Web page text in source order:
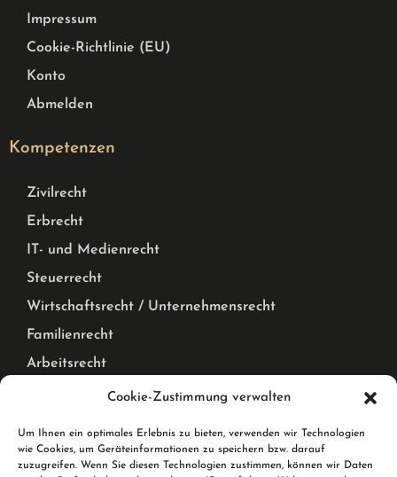
Cookie-Zustimmung verwalten
Um Ihnen ein optimales Erlebnis zu bieten, verwenden wir Technologien
wie Cookies, um Geräteinformationen zu speichern bzw. darauf
zuzugreifen. Wenn Sie diesen Technologien zustimmen, können wir Daten
Impressum
Cookie-Richtlinie (EU)
Konto
Abmelden
Kompetenzen
Zivilrecht
Erbrecht
IT- und Medienrecht
Steuerrecht
Wirtschaftsrecht / Unternehmensrecht
Familienrecht
Arbeitsrecht
Mietrecht Privat und Gewerblich, WEG Recht
Karlsruhe & Rheinstetten